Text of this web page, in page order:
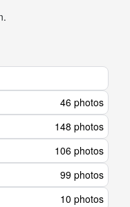
46 photos
148 photos
106 photos
99 photos
10 photos